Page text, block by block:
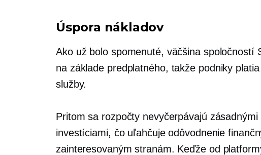
Úspora nákladov
Ako už bolo spomenuté, väčšina spoločností
na základe predplatného, takže podniky
služby.
Pritom sa rozpočty nevyčerpávajú
investíciami, čo uľahčuje odôvodnenie
zainteresovaným stranám. Keďže od